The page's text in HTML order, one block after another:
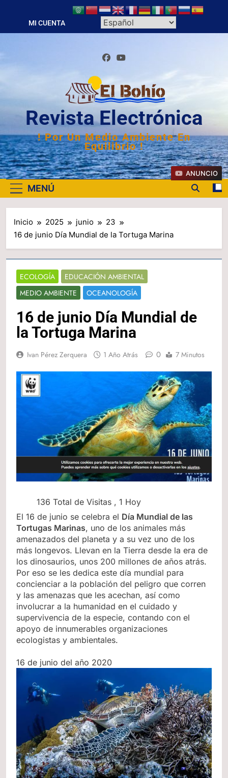
contenido
MI CUENTA
Revista Electrónica
! Por Un Medio Ambiente En
Equilibrio !
MENÚ
ANUNCIO
Inicio 2025 junio
23
16 de junio Día Mundial de la Tortuga Marina
ECOLOGÍA
EDUCACIÓN AMBIENTAL
MEDIO AMBIENTE
OCEANOLOGÍA
16 de junio Día Mundial de
la Tortuga Marina
Ivan Pérez Zerquera 1 Año Atrás 0 7 Minutos
136 Total de Visitas , 1 Hoy
El 16 de junio se celebra el Día Mundial de las
Tortugas Marinas, uno de los animales más
amenazados del planeta y a su vez uno de los
más longevos. Llevan en la Tierra desde la era de
los dinosaurios, unos 200 millones de años atrás.
Por eso se les dedica este día mundial para
concienciar a la población del peligro que corren
y las amenazas que les acechan, así como
involucrar a la humanidad en el cuidado y
supervivencia de la especie, contando con el
apoyo de innumerables organizaciones
ecologistas y ambientales.
16 de junio del año 2020